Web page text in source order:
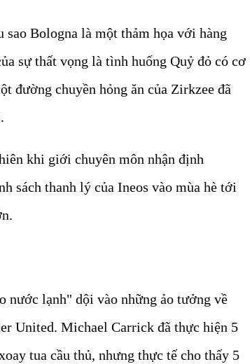
Bologna là một thảm họa với hàng
sự thất vọng là tình huống Quỷ đỏ có cơ
đường chuyền hỏng ăn của Zirkzee đã
khi giới chuyên môn nhận định
sách thanh lý của Ineos vào mùa hè tới
nước lạnh" dội vào những ảo tưởng về
United. Michael Carrick đã thực hiện 5
tua cầu thủ, nhưng thực tế cho thấy 5